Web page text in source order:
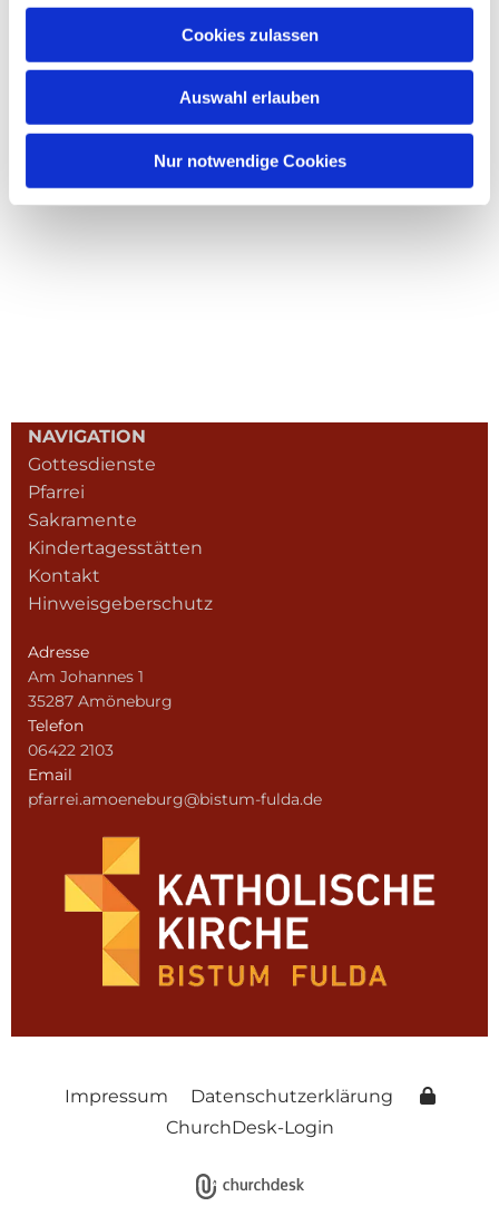
Cookies zulassen
Auswahl erlauben
Nur notwendige Cookies
NAVIGATION
Gottesdienste
Pfarrei
Sakramente
Kindertagesstätten
Kontakt
Hinweisgeberschutz
Adresse
Am Johannes 1
35287 Amöneburg
Telefon
06422 2103
Email
pfarrei.amoeneburg@bistum-fulda.de
Impressum
Datenschutzerklärung
ChurchDesk-Login